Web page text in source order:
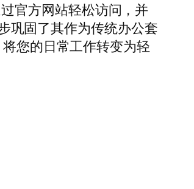
官方网站轻松访问，并
巩固了其作为传统办公套
您的日常工作转变为轻